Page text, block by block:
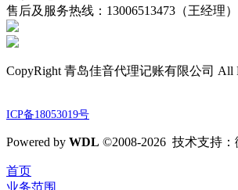
售后及服务热线：13006513473（王经理）
CopyRight 青岛佳音代理记账有限公司 All
ICP备18053019号
Powered by WDL ©2008-2026 技术支持
首页
业务范围